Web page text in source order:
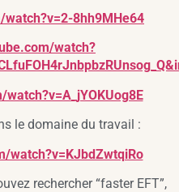
8hh9MHe64
watch?
le domaine du travail :
watch?v=KJbdZwtqiRo
rechercher “faster EFT”,